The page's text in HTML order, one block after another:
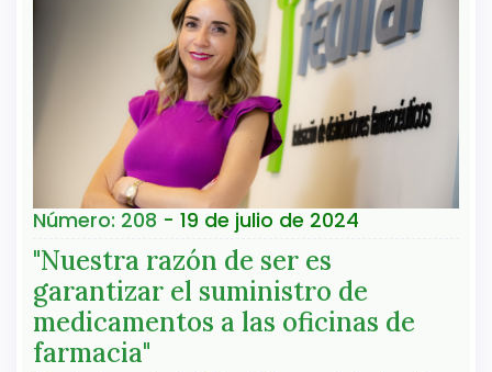
Número: 208 - 19 de julio de 2024
"Nuestra razón de ser es
garantizar el suministro de
medicamentos a las oficinas de
farmacia"